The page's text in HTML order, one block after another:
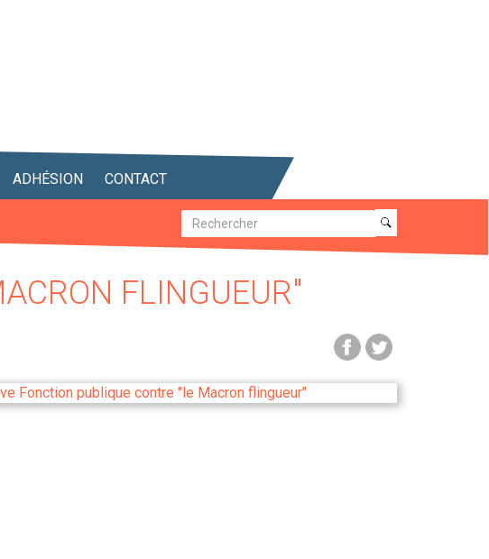
ADHÉSION CONTACT
Recherche
Recherche
FLINGUEUR"